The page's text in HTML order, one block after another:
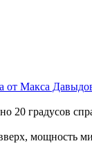
20 градусов
мощность